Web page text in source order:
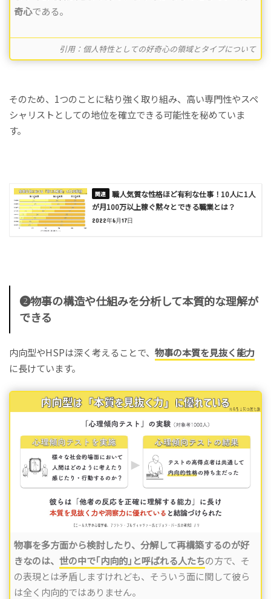
奇心である。
引用：個人特性としての好奇心の領域とタイプについて
そのため、1つのことに粘り強く取り組み、高い専門性やスペ
シャリストとしての地位を確立できる可能性を秘めていま
す。
職人気質な性格ほど有利な仕事！10人に1人
が月100万以上稼ぐ黙々とできる職業とは？
2022年6月17日
❷物事の構造や仕組みを分析して本質的な理解が
できる
内向型やHSPは深く考えることで、物事の本質を見抜く能力
に長けています。
物事を多方面から検討したり、分解して再構築するのが好
きなのは、世の中で｢内向的｣と呼ばれる人たちの方で、そ
の表現とは矛盾しますけれども、そういう面に関して彼ら
は全く内向的ではありません。